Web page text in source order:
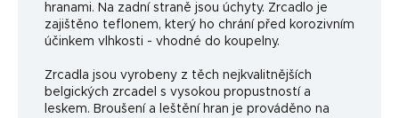
hranami. Na zadní straně jsou úchyty. Zrcadlo je
zajištěno teflonem, který ho chrání před korozivním
účinkem vlhkosti - vhodné do koupelny.
Zrcadla jsou vyrobeny z těch nejkvalitnějších
belgických zrcadel s vysokou propustností a
leskem. Broušení a leštění hran je prováděno na